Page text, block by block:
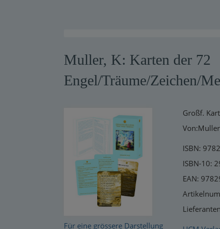
Schnelllager
Neuerscheinungen
Muller, K: Karten der 72
Engel/Träume/Zeichen/
Für eine grössere Darstellung
Großf.
ISBN:
ISBN-10:
EAN: